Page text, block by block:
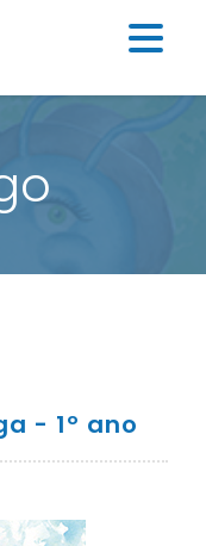
I
- 1º ano